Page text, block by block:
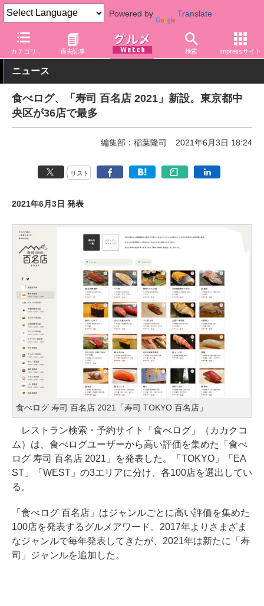
Powered by Translate
カテゴリ 過去記事 検索 Impressサイト
グルメ Watch 店舗
ニュース
食べログ、「寿司 百名店 2021」新設。東京都中
央区が36店で最多
編集部：稲葉隆司 2021年6月3日 18:24
リスト
2021年6月3日 発表
食べログ 寿司 百名店 2021「寿司 TOKYO 百名店」
レストラン検索・予約サイト「食べログ」（カカクコ
ム）は、食べログユーザーから高い評価を集めた「食べ
ログ 寿司 百名店 2021」を発表した。「TOKYO」「EA
ST」「WEST」の3エリアに分け、各100店を選出してい
る。
「食べログ 百名店」はジャンルごとに高い評価を集めた
100店を発表するグルメアワード。2017年よりさまざま
なジャンルで毎年発表してきたが、2021年は新たに「寿
司」ジャンルを追加した。